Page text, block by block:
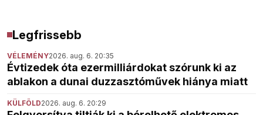
Legfrissebb
VÉLEMÉNY2026. aug. 6. 20:35
Évtizedek óta ezermilliárdokat szórunk ki az
ablakon a dunai duzzasztóművek hiánya miatt
KÜLFÖLD2026. aug. 6. 20:29